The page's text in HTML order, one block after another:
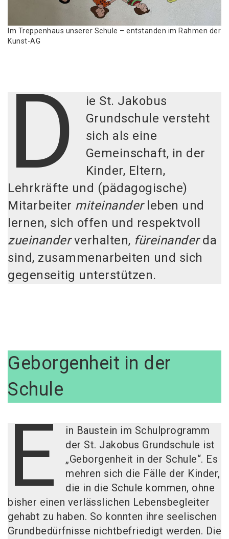
Im Treppenhaus unserer Schule – entstanden im Rahmen der
Kunst-AG
D
ie St. Jakobus
Grundschule versteht
sich als eine
Gemeinschaft, in der
Kinder, Eltern,
Lehrkräfte und (pädagogische)
Mitarbeiter miteinanderleben und
lernen, sich offen und respektvoll
zueinanderverhalten, füreinanderda
sind, zusammenarbeiten und sich
gegenseitig unterstützen.
Geborgenheit in der
Schule
E
in Baustein im Schulprogramm
der St. Jakobus Grundschule ist
„Geborgenheit in der Schule“. Es
mehren sich die Fälle der Kinder,
die in die Schule kommen, ohne
bisher einen verlässlichen Lebensbegleiter
gehabt zu haben. So konnten ihre seelischen
Grundbedürfnisse nichtbefriedigt werden. Die